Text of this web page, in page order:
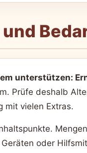
unterstützen:
Prüfe deshalb
mit vielen Extras.
oder